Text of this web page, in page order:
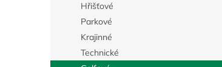
l
Hřišťové
Parkové
Krajinné
Technické